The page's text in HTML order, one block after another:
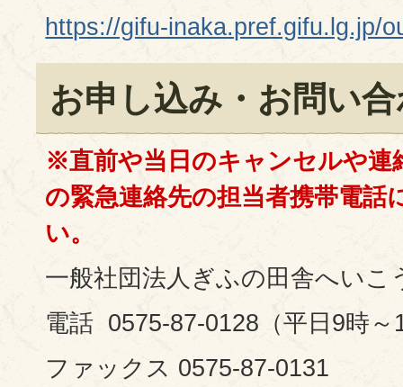
https://gifu-inaka.pref.gifu.lg.jp/
お申し込み・お問い
※直前や当日のキャンセルや連
の緊急連絡先の担当者携帯電話
い。
一般社団法人ぎふの田舎へいこ
電話 0575-87-0128（平日9時～
ファックス 0575-87-0131